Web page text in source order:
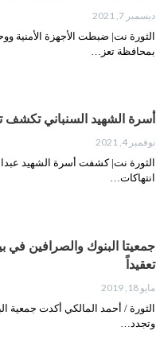
ديسمبر 7, 2021
الثورة نت| ضبطت الأجهزة الأمنية
بمحافظة تعز…
أسرة الشهيد السنباني
نوفمبر 4, 2021
الثورة نت| كشفت أسرة الشهيد
انتهاكات…
جمعيتا البنوك والصرافين
تعقيداً
مايو 18, 2019
الثورة / أحمد المالكي أكدت جمعية
وتجدد…